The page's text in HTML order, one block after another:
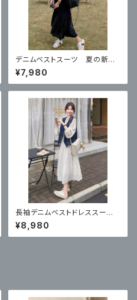
デニムベストスーツ 夏の新し
い気質ベスト痩身黒ドレス 2 点
セット
¥7,980
長袖デニムベストドレススー
ツ 韓国スタイルのツーピース
¥8,980